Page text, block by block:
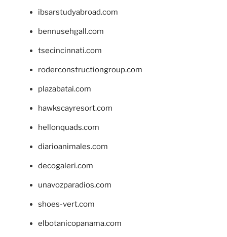
ibsarstudyabroad.com
bennusehgall.com
tsecincinnati.com
roderconstructiongroup.com
plazabatai.com
hawkscayresort.com
hellonquads.com
diarioanimales.com
decogaleri.com
unavozparadios.com
shoes-vert.com
elbotanicopanama.com